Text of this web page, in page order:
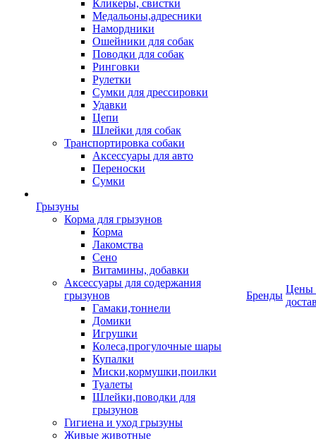
Кликеры, свистки
Медальоны,адресники
Намордники
Ошейники для собак
Поводки для собак
Ринговки
Рулетки
Сумки для дрессировки
Удавки
Цепи
Шлейки для собак
Транспортировка собаки
Аксессуары для авто
Переноски
Сумки
Грызуны
Корма для грызунов
Корма
Лакомства
Сено
Витамины, добавки
Аксессуары для содержания
грызунов
Гамаки,тоннели
Домики
Игрушки
Колеса,прогулочные шары
Купалки
Миски,кормушки,поилки
Туалеты
Шлейки,поводки для
грызунов
Гигиена и уход грызуны
Живые животные
Бренды
Цены